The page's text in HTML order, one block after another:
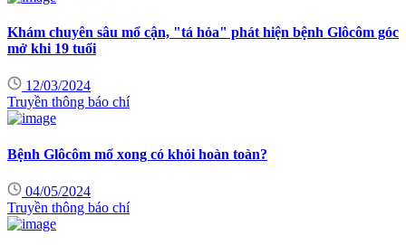
Khám chuyên sâu mổ cận, "tá hỏa" phát hiện bệnh Glôcôm góc
mở khi 19 tuổi
12/03/2024
Truyền thông báo chí
Bệnh Glôcôm mổ xong có khỏi hoàn toàn?
04/05/2024
Truyền thông báo chí